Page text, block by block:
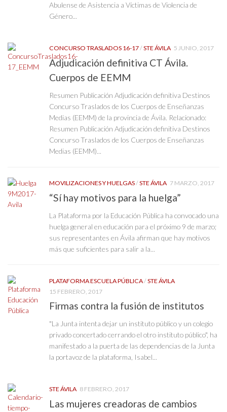
Abulense de Asistencia a Víctimas de Violencia de
Género...
CONCURSO TRASLADOS 16-17/STE ÁVILA 5 JUNIO, 2017
Adjudicación definitiva CT Ávila.
Cuerpos de EEMM
Resumen Publicación Adjudicación definitiva Destinos
Concurso Traslados de los Cuerpos de Enseñanzas
Medias (EEMM) de la provincia de Ávila. Relacionado:
Resumen Publicación Adjudicación definitiva Destinos
Concurso Traslados de los Cuerpos de Enseñanzas
Medias (EEMM)...
MOVILIZACIONES Y HUELGAS/STE ÁVILA 7 MARZO, 2017
“Sí hay motivos para la huelga”
La Plataforma por la Educación Pública ha convocado una
huelga general en educación para el próximo 9 de marzo;
sus representantes en Ávila afirman que hay motivos
más que suficientes para salir a la...
PLATAFORMA ESCUELA PÚBLICA/STE ÁVILA
15 FEBRERO, 2017
Firmas contra la fusión de institutos
"La Junta intenta dejar un instituto público y un colegio
privado concertado cerrando el otro instituto público", ha
manifestado a la puerta de las dependencias de la Junta
la portavoz de la plataforma, Isabel...
STE ÁVILA 8 FEBRERO, 2017
Las mujeres creadoras de cambios